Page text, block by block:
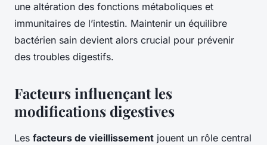
une altération des fonctions métaboliques et
immunitaires de l’intestin. Maintenir un équilibre
bactérien sain devient alors crucial pour prévenir
des troubles digestifs.
Facteurs influençant les
modifications digestives
Les facteurs de vieillissement jouent un rôle central